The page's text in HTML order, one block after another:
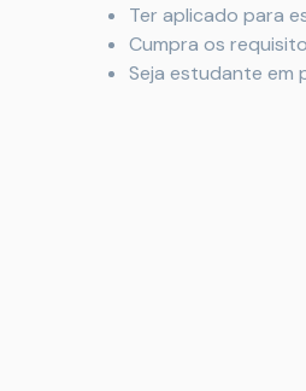
Ter aplicado para
Cumpra os
Seja estudante em